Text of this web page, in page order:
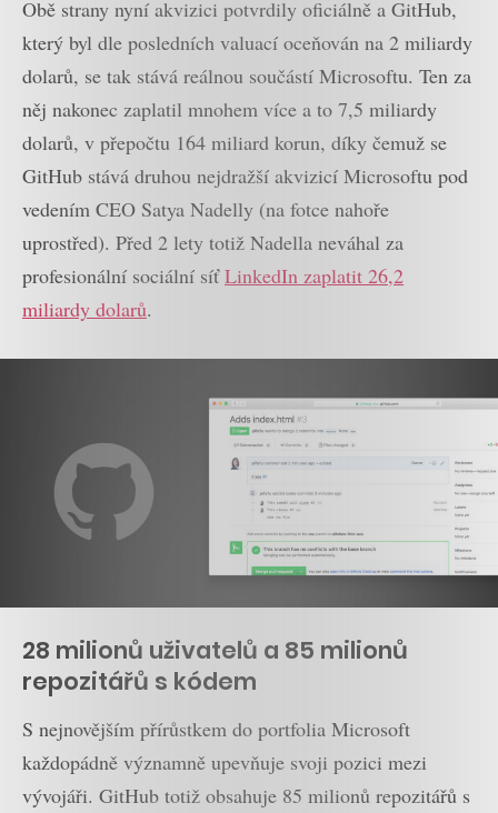
Obě strany nyní akvizici potvrdily oficiálně a GitHub,
který byl dle posledních valuací oceňován na 2 miliardy
dolarů, se tak stává reálnou součástí Microsoftu. Ten za
něj nakonec zaplatil mnohem více a to 7,5 miliardy
dolarů, v přepočtu 164 miliard korun, díky čemuž se
GitHub stává druhou nejdražší akvizicí Microsoftu pod
vedením CEO Satya Nadelly (na fotce nahoře
uprostřed). Před 2 lety totiž Nadella neváhal za
profesionální sociální síťLinkedIn zaplatit 26,2
miliardy dolarů.
28 milionů uživatelů a 85 milionů
repozitářů s kódem
S nejnovějším přírůstkem do portfolia Microsoft
každopádně významně upevňuje svoji pozici mezi
vývojáři. GitHub totiž obsahuje 85 milionů repozitářů s